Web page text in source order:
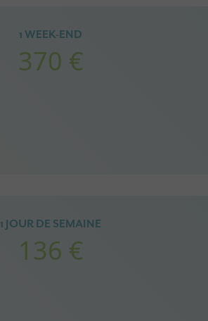
1 WEEK-END
370 €
1 JOUR DE SEMAINE
136 €